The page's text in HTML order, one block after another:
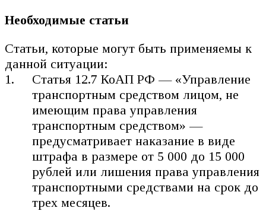
Необходимые статьи
Статьи, которые могут быть применяемы к
данной ситуации:
Статья 12.7 КоАП РФ — «Управление
транспортным средством лицом, не
имеющим права управления
транспортным средством» —
предусматривает наказание в виде
штрафа в размере от 5 000 до 15 000
рублей или лишения права управления
транспортными средствами на срок до
трех месяцев.